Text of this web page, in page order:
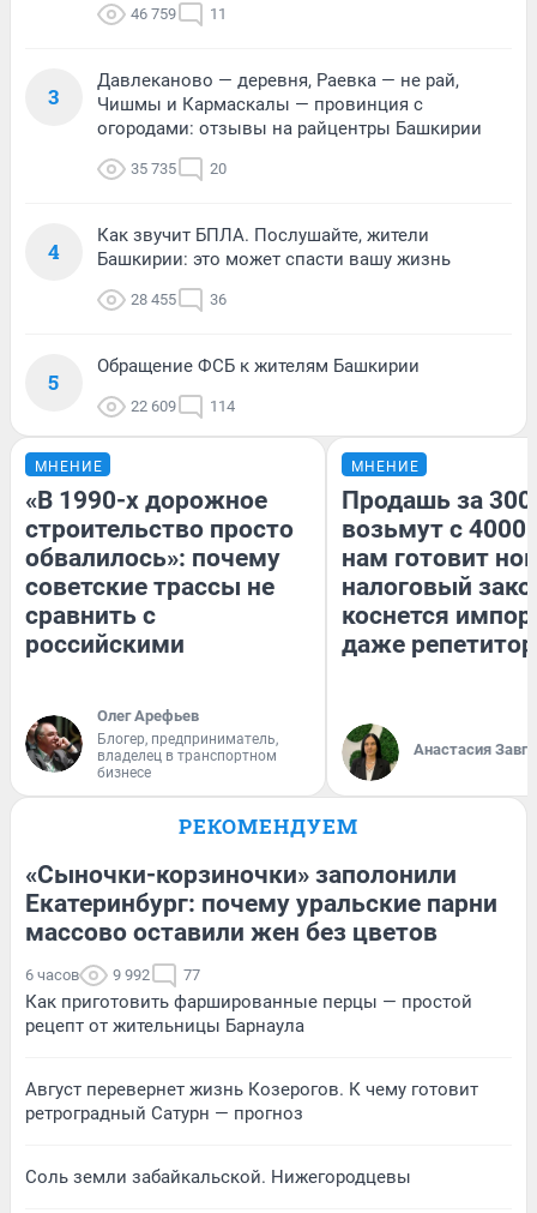
46 759 11
3
Давлеканово — деревня, Раевка — не рай,
Чишмы и Кармаскалы — провинция с
огородами: отзывы на райцентры Башкирии
35 735 20
4
Как звучит БПЛА. Послушайте, жители
Башкирии: это может спасти вашу жизнь
28 455 36
5
Обращение ФСБ к жителям Башкирии
22 609 114
МНЕНИЕ
«В 1990-х дорожное
строительство просто
обвалилось»: почему
советские трассы не
сравнить с
российскими
Олег Арефьев
Блогер, предприниматель,
владелец в транспортном
бизнесе
МНЕНИЕ
Продашь за
возьмут с
нам готовит
налоговый
коснется
даже
Анастасия
РЕКОМЕНДУЕМ
«Сыночки-корзиночки» заполонили
Екатеринбург: почему уральские парни
массово оставили жен без цветов
6 часов 9 992 77
Как приготовить фаршированные перцы — простой
рецепт от жительницы Барнаула
Август перевернет жизнь Козерогов. К чему готовит
ретроградный Сатурн — прогноз
Соль земли забайкальской. Нижегородцевы